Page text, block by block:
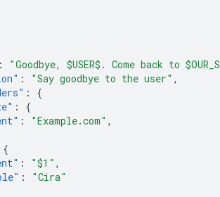
:
"Goodbye, $USER$. Come back to
: "Say goodbye to the user" ,
:
{
:
{
: "Example.com" ,
{
: "$1" ,
:
"Cira"